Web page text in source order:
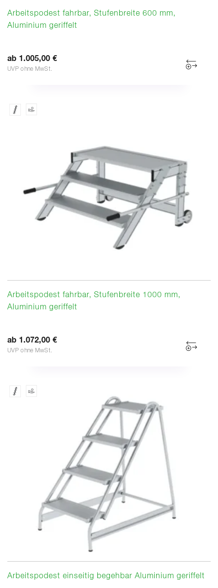
Arbeitspodest fahrbar, Stufenbreite 600 mm,
Aluminium geriffelt
ab 1.005,00 €
UVP ohne MwSt.
Arbeitspodest fahrbar, Stufenbreite 1000 mm,
Aluminium geriffelt
ab 1.072,00 €
UVP ohne MwSt.
Arbeitspodest einseitig begehbar Aluminium geriffelt